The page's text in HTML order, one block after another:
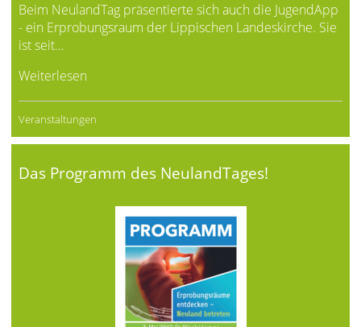
Beim NeulandTag präsentierte sich auch die JugendApp
- ein Erprobungsraum der Lippischen Landeskirche. Sie
ist seit…
Weiterlesen
Veranstaltungen
Das Programm des NeulandTages!